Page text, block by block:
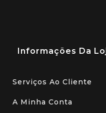
Informações Da
Serviços Ao Cliente
A Minha Conta